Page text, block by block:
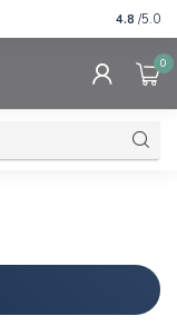
4.8 /5.0
0